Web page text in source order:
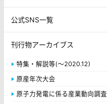
公式SNS一覧
刊行物アーカイブス
特集・解説等(～2020.12)
原産年次大会
原子力発電に係る産業動向調査